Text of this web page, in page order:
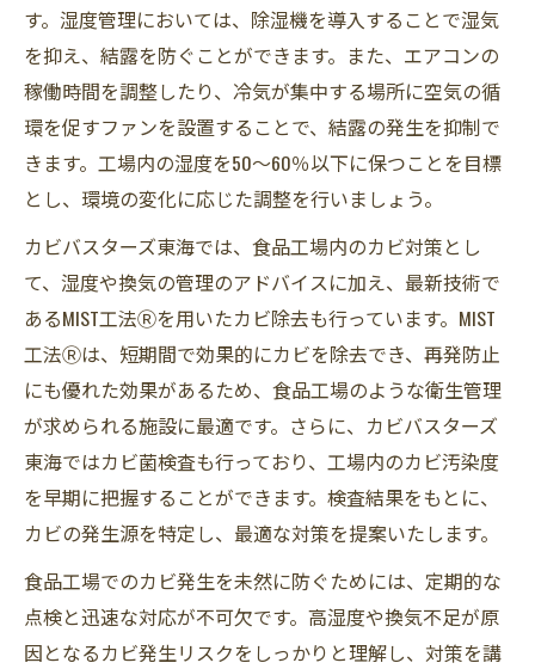
す。湿度管理においては、除湿機を導入することで湿気
を抑え、結露を防ぐことができます。また、エアコンの
稼働時間を調整したり、冷気が集中する場所に空気の循
環を促すファンを設置することで、結露の発生を抑制で
きます。工場内の湿度を50〜60％以下に保つことを目標
とし、環境の変化に応じた調整を行いましょう。
カビバスターズ東海では、食品工場内のカビ対策とし
て、湿度や換気の管理のアドバイスに加え、最新技術で
あるMIST工法Ⓡを用いたカビ除去も行っています。MIST
工法Ⓡは、短期間で効果的にカビを除去でき、再発防止
にも優れた効果があるため、食品工場のような衛生管理
が求められる施設に最適です。さらに、カビバスターズ
東海ではカビ菌検査も行っており、工場内のカビ汚染度
を早期に把握することができます。検査結果をもとに、
カビの発生源を特定し、最適な対策を提案いたします。
食品工場でのカビ発生を未然に防ぐためには、定期的な
点検と迅速な対応が不可欠です。高湿度や換気不足が原
因となるカビ発生リスクをしっかりと理解し、対策を講